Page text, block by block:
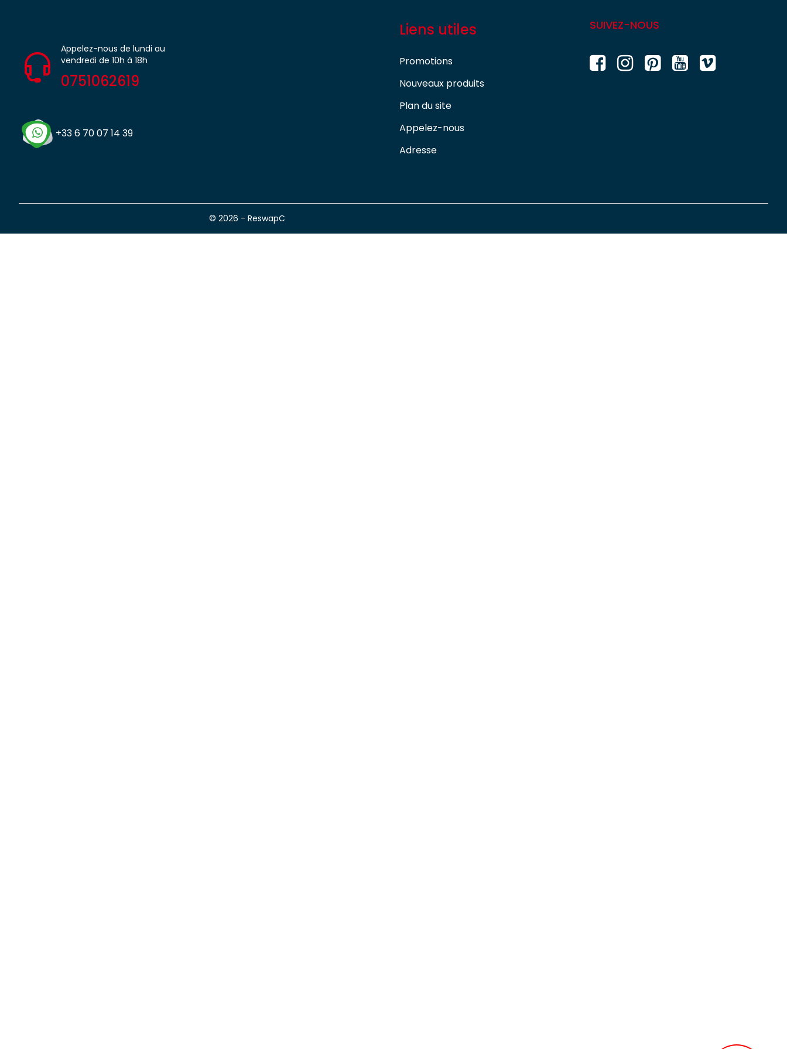
Appelez-nous de lundi au
vendredi de 10h à 18h
0751062619
+33 6 70 07 14 39
Liens utiles
Promotions
Nouveaux produits
Plan du site
Appelez-nous
Adresse
SUIVEZ-NOUS
© 2026 - ReswapC